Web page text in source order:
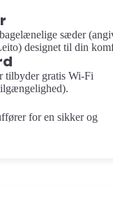
sæder
designet til din
tilbyder gratis Wi-Fi
for en sikker og